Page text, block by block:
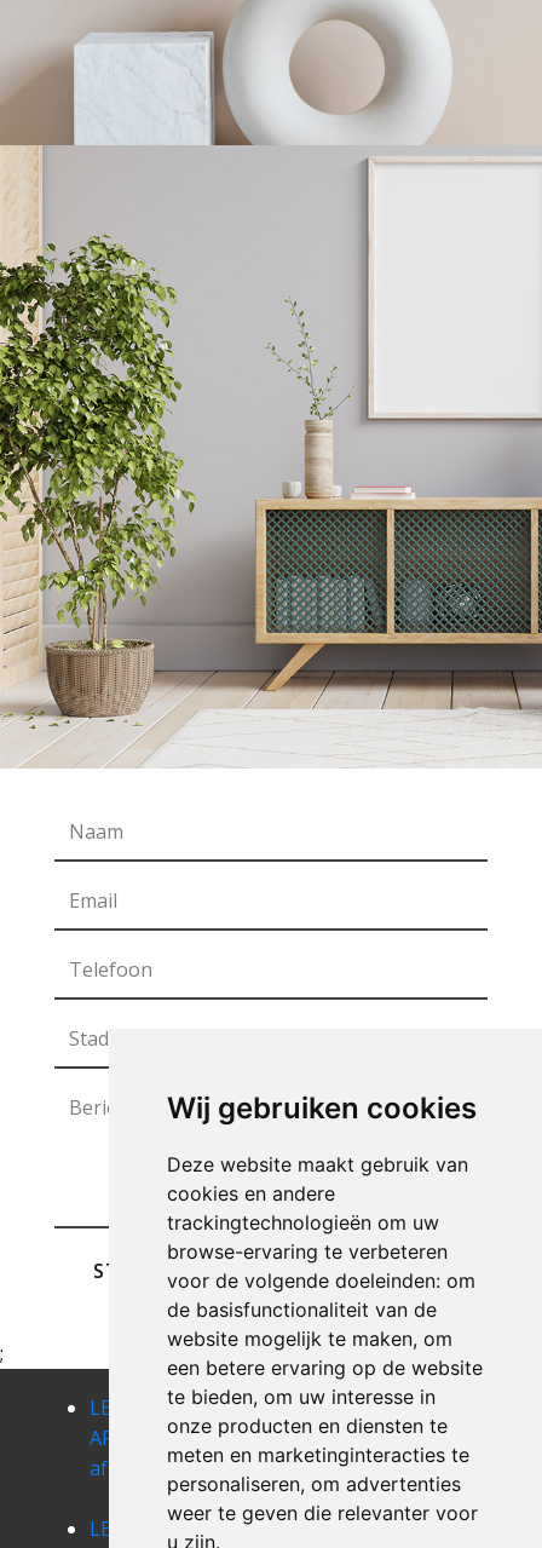
Wij gebruiken cookies
Deze website maakt gebruik van
cookies en andere
trackingtechnologieën om uw
browse-ervaring te verbeteren
voor de volgende doeleinden: om
de basisfunctionaliteit van de
website mogelijk te maken, om
een betere ervaring op de website
te bieden, om uw interesse in
onze producten en diensten te
meten en marketinginteracties te
personaliseren, om advertenties
weer te geven die relevanter voor
u zijn.
STUREN
;
LEEGMAKEN
APPARTEMENT
afsnee
LEEGMAKEN
APPARTEMENT
appels
LEEGMAKEN
APPARTEMENT
appelterre-
eichem
LEEGMAKEN
LEEGMAKEN
LEEGMAKEN